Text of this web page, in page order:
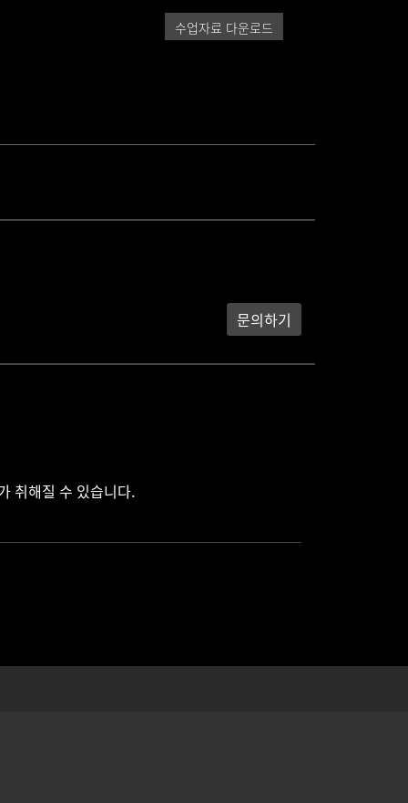
수업자료 다운로드
문의하기
취해질 수 있습니다.